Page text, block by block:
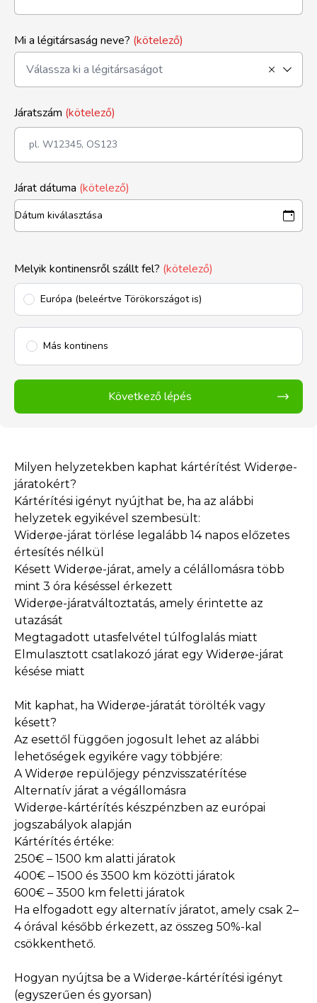
Mi a légitársaság neve? (kötelező)
Járatszám (kötelező)
Járat dátuma (kötelező)
Melyik kontinensről szállt fel? (kötelező)
Európa (beleértve Törökországot is)
Más kontinens
Következő lépés
Milyen helyzetekben kaphat kártérítést Widerøe-
járatokért?
Kártérítési igényt nyújthat be, ha az alábbi
helyzetek egyikével szembesült:
Widerøe-járat törlése legalább 14 napos előzetes
értesítés nélkül
Késett Widerøe-járat, amely a célállomásra több
mint 3 óra késéssel érkezett
Widerøe-járatváltoztatás, amely érintette az
utazását
Megtagadott utasfelvétel túlfoglalás miatt
Elmulasztott csatlakozó járat egy Widerøe-járat
késése miatt
Mit kaphat, ha Widerøe-járatát törölték vagy
késett?
Az esettől függően jogosult lehet az alábbi
lehetőségek egyikére vagy többjére:
A Widerøe repülőjegy pénzvisszatérítése
Alternatív járat a végállomásra
Widerøe-kártérítés készpénzben az európai
jogszabályok alapján
Kártérítés értéke:
250€ – 1500 km alatti járatok
400€ – 1500 és 3500 km közötti járatok
600€ – 3500 km feletti járatok
Ha elfogadott egy alternatív járatot, amely csak 2–
4 órával később érkezett, az összeg 50%-kal
csökkenthető.
Hogyan nyújtsa be a Widerøe-kártérítési igényt
(egyszerűen és gyorsan)